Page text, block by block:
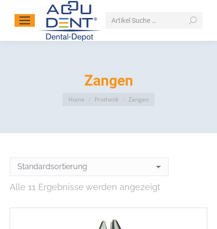
Search:
Zangen
You are here:
Home Prothetik Zangen
Alle 11 Ergebnisse werden angezeigt